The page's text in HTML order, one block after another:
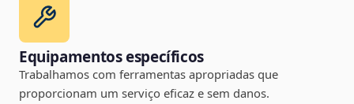
Equipamentos específicos
Trabalhamos com ferramentas apropriadas que
proporcionam um serviço eficaz e sem danos.